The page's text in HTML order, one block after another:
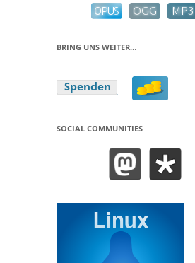
BRING UNS WEITER…
SOCIAL COMMUNITIES